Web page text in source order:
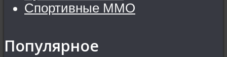
Спортивные MMO
Популярное